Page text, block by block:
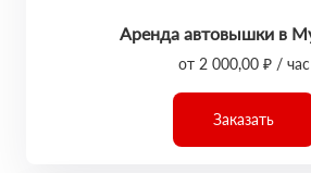
Аренда автовышки в
от 2 000,00 ₽ / час
Заказать